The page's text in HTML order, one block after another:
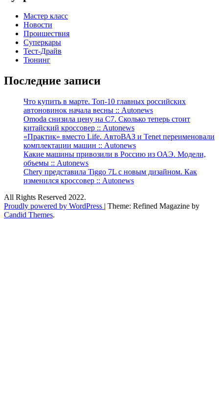
Мастер класс
Новости
Проишествия
Суперкары
Тест-Драйв
Тюнинг
Последние записи
Что купить в марте. Топ-10 главных российских
автоновинок начала весны :: Autonews
Omoda снизила цену на C7. Сколько теперь стоит
китайский кроссовер :: Autonews
«Практик» вместо Life. АвтоВАЗ и Tenet переименовали
комплектации машин :: Autonews
Какие машины привозили в Россию из ОАЭ. Модели,
объемы :: Autonews
Chery представила Tiggo 7L с новым дизайном. Как
изменился кроссовер :: Autonews
All Rights Reserved 2022.
Proudly powered by WordPress | Theme: Refined Magazine by
Candid Themes.